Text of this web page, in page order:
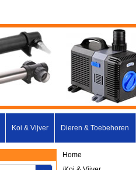
Koi & Vijver Dieren & Toebehoren
Home